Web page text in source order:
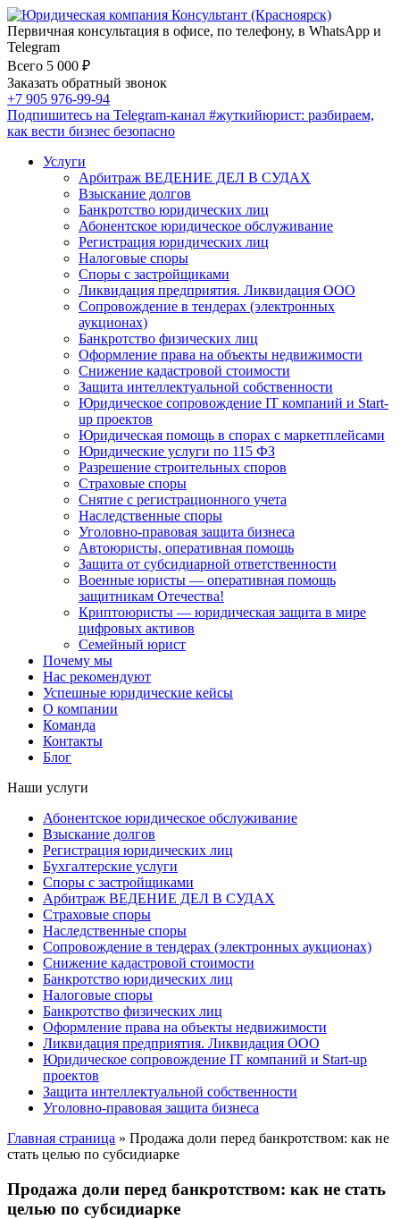
Первичная консультация в офисе, по телефону, в WhatsApp и
Telegram
Всего 5 000 ₽
Заказать обратный звонок
+7 905 976-99-94
Подпишитесь на Telegram-канал #жуткийюрист: разбираем,
как вести бизнес безопасно
Услуги
Арбитраж ВЕДЕНИЕ ДЕЛ В СУДАХ
Взыскание долгов
Банкротство юридических лиц
Абонентское юридическое обслуживание
Регистрация юридических лиц
Налоговые споры
Споры с застройщиками
Ликвидация предприятия. Ликвидация ООО
Сопровождение в тендерах (электронных
аукционах)
Банкротство физических лиц
Оформление права на объекты недвижимости
Снижение кадастровой стоимости
Защита интеллектуальной собственности
Юридическое сопровождение IT компаний и Start-
up проектов
Юридическая помощь в спорах с маркетплейсами
Юридические услуги по 115 ФЗ
Разрешение строительных споров
Страховые споры
Снятие с регистрационного учета
Наследственные споры
Уголовно-правовая защита бизнеса
Автоюристы, оперативная помощь
Защита от субсидиарной ответственности
Военные юристы — оперативная помощь
защитникам Отечества!
Криптоюристы — юридическая защита в мире
цифровых активов
Семейный юрист
Почему мы
Нас рекомендуют
Успешные юридические кейсы
О компании
Команда
Контакты
Блог
Наши услуги
Абонентское юридическое обслуживание
Взыскание долгов
Регистрация юридических лиц
Бухгалтерские услуги
Споры с застройщиками
Арбитраж ВЕДЕНИЕ ДЕЛ В СУДАХ
Страховые споры
Наследственные споры
Сопровождение в тендерах (электронных аукционах)
Снижение кадастровой стоимости
Банкротство юридических лиц
Налоговые споры
Банкротство физических лиц
Оформление права на объекты недвижимости
Ликвидация предприятия. Ликвидация ООО
Юридическое сопровождение IT компаний и Start-up
проектов
Защита интеллектуальной собственности
Уголовно-правовая защита бизнеса
Главная страница » Продажа доли перед банкротством: как не
стать целью по субсидиарке
Продажа доли перед банкротством: как не стать
целью по субсидиарке